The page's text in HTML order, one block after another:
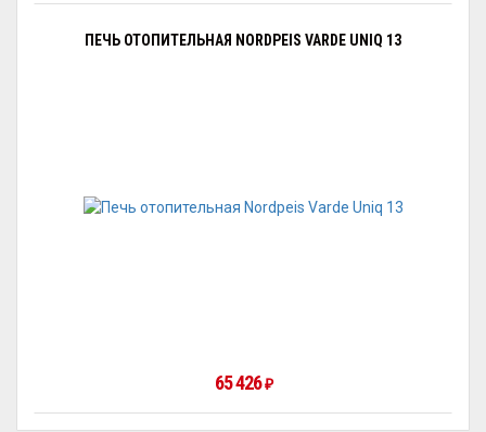
ПЕЧЬ ОТОПИТЕЛЬНАЯ NORDPEIS VARDE UNIQ 13
65 426 ₽